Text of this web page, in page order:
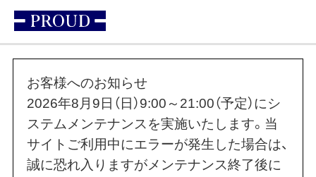
お客様へのお知らせ
2026年8月9日（日）9:00～21:00（予定）にシ
ステムメンテナンスを実施いたします。当
サイトご利用中にエラーが発生した場合は、
誠に恐れ入りますがメンテナンス終了後に